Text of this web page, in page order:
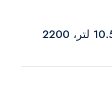
عجان بلاك ستون سعة 10.5 لتر، 2200